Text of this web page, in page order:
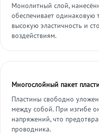
Монолитный слой,
обеспечивает одинаковую
высокую эластичность и
воздействиям.
Многослойный пакет
Пластины свободно
между собой. При изгибе
напряжений, что
проводника.